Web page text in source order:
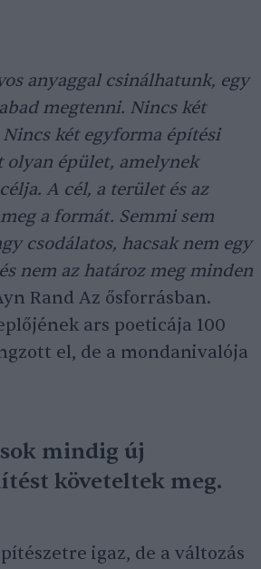
anyaggal csinálhatunk, egy
megtenni. Nincs két
két egyforma építési
olyan épület, amelynek
A cél, a terület és az
a formát. Semmi sem
csodálatos, hacsak nem egy
nem az határoz meg minden
Rand Az ősforrásban.
ars poeticája 100
el, de a mondanivalója
mindig új
követeltek meg.
igaz, de a változás